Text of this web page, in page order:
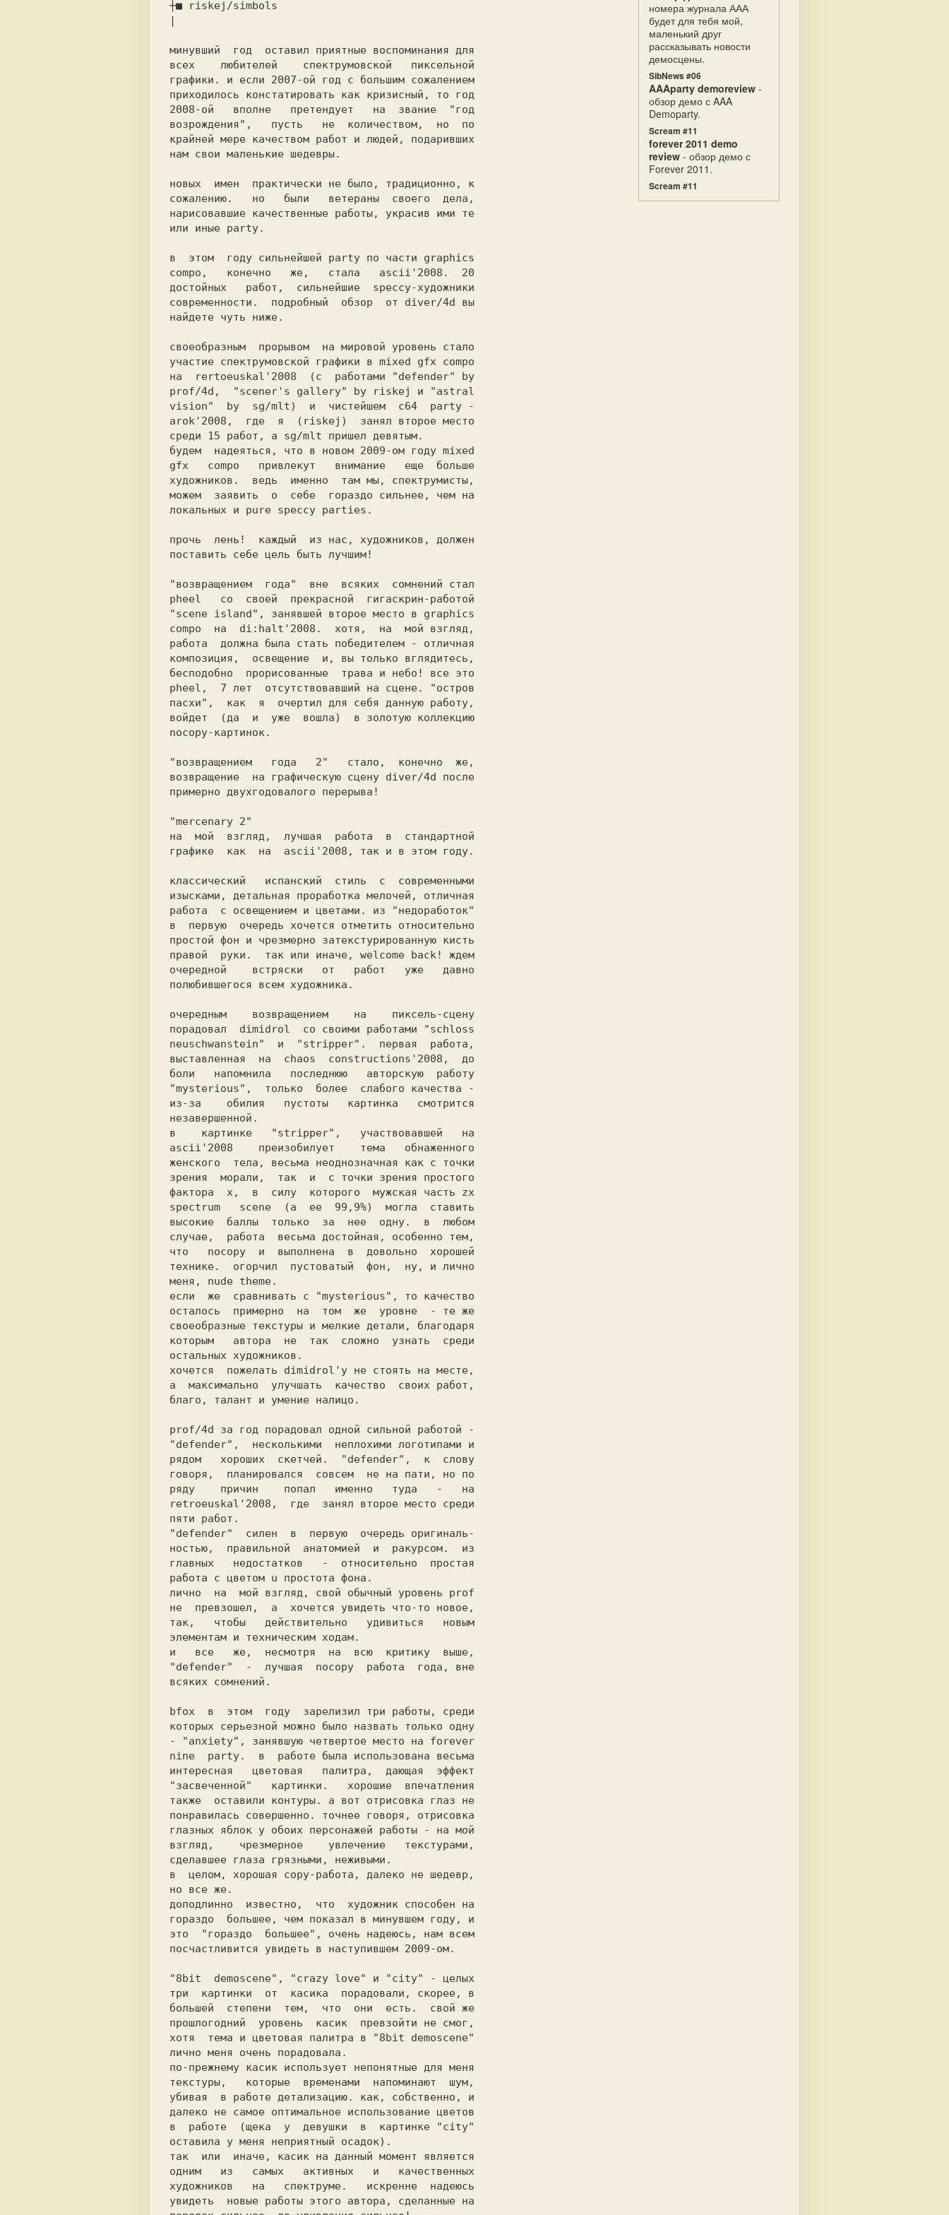
номера журнала ААА
будет для тебя мой,
маленький друг
рассказывать новости
демосцены.
SibNews #06
AAAparty demoreview -
обзор демо с AAA
Demoparty.
Scream #11
forever 2011 demo
review - обзор демо с
Forever 2011.
Scream #11